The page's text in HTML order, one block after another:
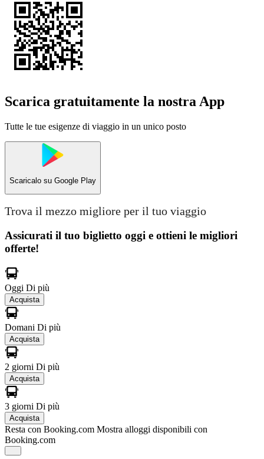
Scarica gratuitamente la nostra App
Tutte le tue esigenze di viaggio in un unico posto
Scaricalo su Google Play
Trova il mezzo migliore per il tuo viaggio
Assicurati il ​​tuo biglietto oggi e ottieni le migliori
offerte!
Oggi Di più
Acquista
Domani Di più
Acquista
2 giorni Di più
Acquista
3 giorni Di più
Acquista
Resta con Booking.com Mostra alloggi disponibili con
Booking.com